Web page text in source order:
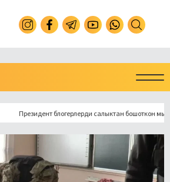
Президент блогерлерди салыктан бошоткон мыйзамга